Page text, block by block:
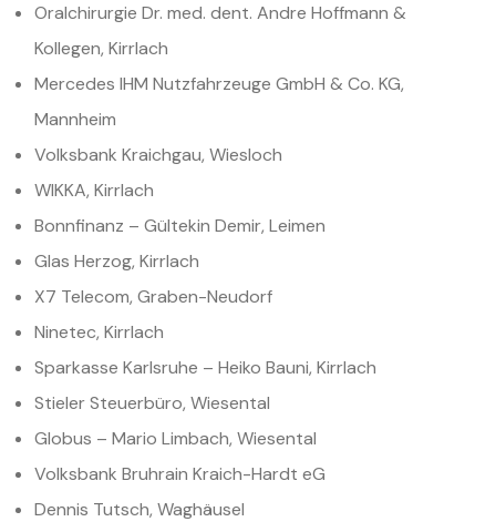
Oralchirurgie Dr. med. dent. Andre Hoffmann &
Kollegen, Kirrlach
Mercedes IHM Nutzfahrzeuge GmbH & Co. KG,
Mannheim
Volksbank Kraichgau, Wiesloch
WIKKA, Kirrlach
Bonnfinanz – Gültekin Demir, Leimen
Glas Herzog, Kirrlach
X7 Telecom, Graben-Neudorf
Ninetec, Kirrlach
Sparkasse Karlsruhe – Heiko Bauni, Kirrlach
Stieler Steuerbüro, Wiesental
Globus – Mario Limbach, Wiesental
Volksbank Bruhrain Kraich-Hardt eG
Dennis Tutsch, Waghäusel